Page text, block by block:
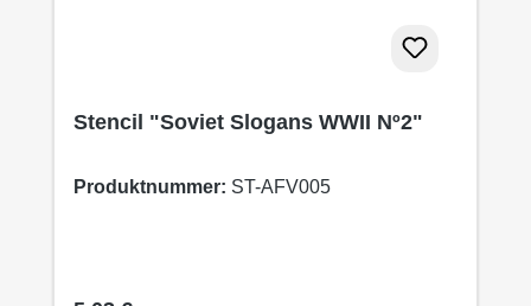
Stencil "Soviet Slogans WWII Nº2"
Produktnummer: ST-AFV005